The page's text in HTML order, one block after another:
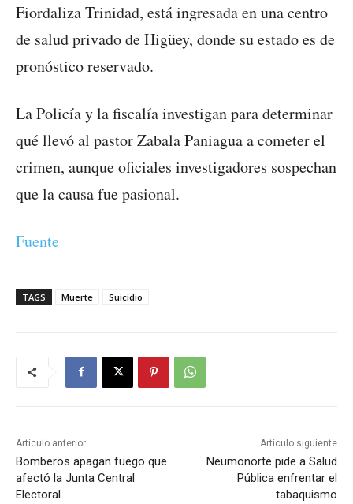
Fiordaliza Trinidad, está ingresada en una centro
de salud privado de Higüey, donde su estado es de
pronóstico reservado.
La Policía y la fiscalía investigan para determinar
qué llevó al pastor Zabala Paniagua a cometer el
crimen, aunque oficiales investigadores sospechan
que la causa fue pasional.
Fuente
TAGS Muerte Suicidio
Artículo anterior
Bomberos apagan fuego que
afectó la Junta Central
Electoral
Artículo siguiente
Neumonorte pide a Salud
Pública enfrentar el
tabaquismo